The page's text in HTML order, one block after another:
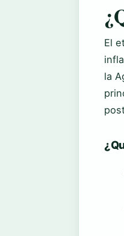
El
la